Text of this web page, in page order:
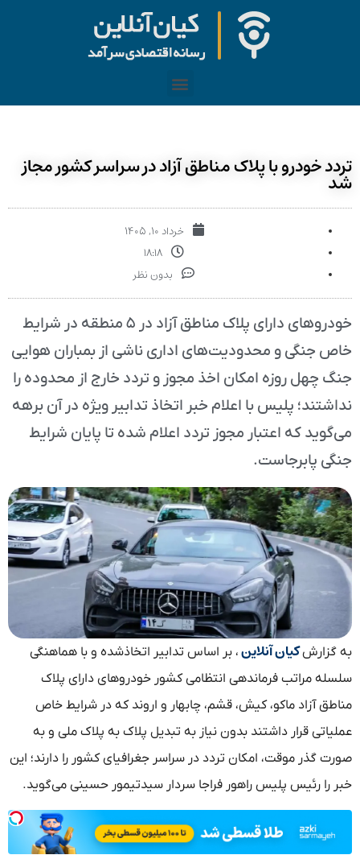
تردد خودرو با پلاک مناطق آزاد در سراسر کشور مجاز
شد
خرداد ۱۰, ۱۴۰۵
۱۸:۱۸
بدون نظر
خودروهای دارای پلاک مناطق آزاد در ۵ منطقه در شرایط
خاص جنگی و محدودیت‌های اداری ناشی از بمباران هوایی
جنگ چهل روزه امکان اخذ مجوز و تردد خارج از محدوده را
نداشتند؛ پلیس با اعلام خبر اتخاذ تدابیر ویژه در آن برهه
می‌گوید که اعتبار مجوز تردد اعلام شده تا پایان شرایط
جنگی پابرجاست.
به گزارشکیان آنلاین ، بر اساس تدابیر اتخاذشده و با هماهنگی
سلسله مراتب فرماندهی انتظامی کشور خودروهای دارای پلاک
مناطق آزاد ماکو، کیش، قشم، چابهار و اروند که در شرایط خاص
عملیاتی قرار داشتند بدون نیاز به تبدیل پلاک به پلاک ملی و به
صورت گذر موقت، امکان تردد در سراسر جغرافیای کشور را دارند؛ این
خبر را رئیس پلیس راهور فراجا سردار سیدتیمور حسینی می‌گوید.